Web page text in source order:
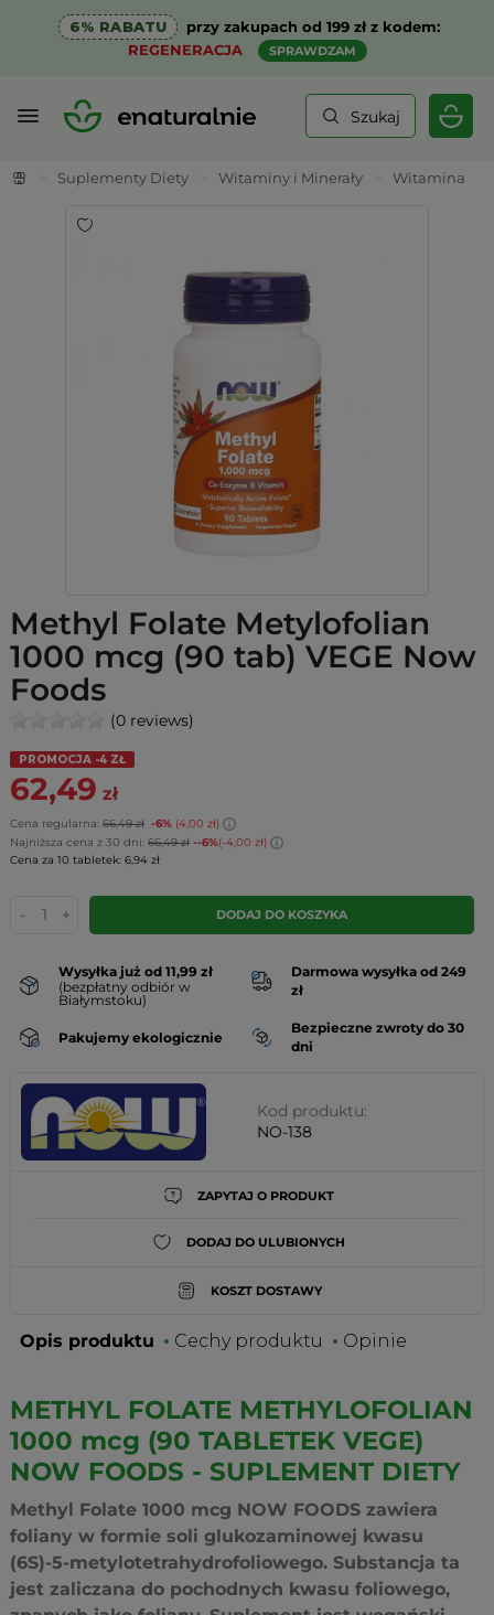
6% RABATU
przy zakupach od 199 zł z kodem:
REGENERACJA
SPRAWDZAM
Szukaj
Suplementy Diety Witaminy i Minerały Witamina B
Methyl Folate Metylofolian
1000 mcg (90 tab) VEGE Now
Foods
(0 reviews)
PROMOCJA -4 ZŁ
62,49 zł
Cena regularna: 66,49 zł -6% (4,00 zł)
Najniższa cena z 30 dni: 66,49 zł --6%(-4,00 zł)
Cena za 10 tabletek: 6,94 zł
- + DODAJ DO KOSZYKA
Wysyłka już od 11,99 zł
(bezpłatny odbiór w
Białymstoku)
Darmowa wysyłka od 249
zł
Pakujemy ekologicznie
Bezpieczne zwroty do 30
dni
Kod produktu:
NO-138
ZAPYTAJ O PRODUKT
DODAJ DO ULUBIONYCH
KOSZT DOSTAWY
Opis produktu Cechy produktu Opinie
METHYL FOLATE METHYLOFOLIAN
1000 mcg (90 TABLETEK VEGE)
NOW FOODS - SUPLEMENT DIETY
Methyl Folate 1000 mcg NOW FOODS zawiera
foliany w formie soli glukozaminowej kwasu
(6S)-5-metylotetrahydrofoliowego. Substancja ta
jest zaliczana do pochodnych kwasu foliowego,